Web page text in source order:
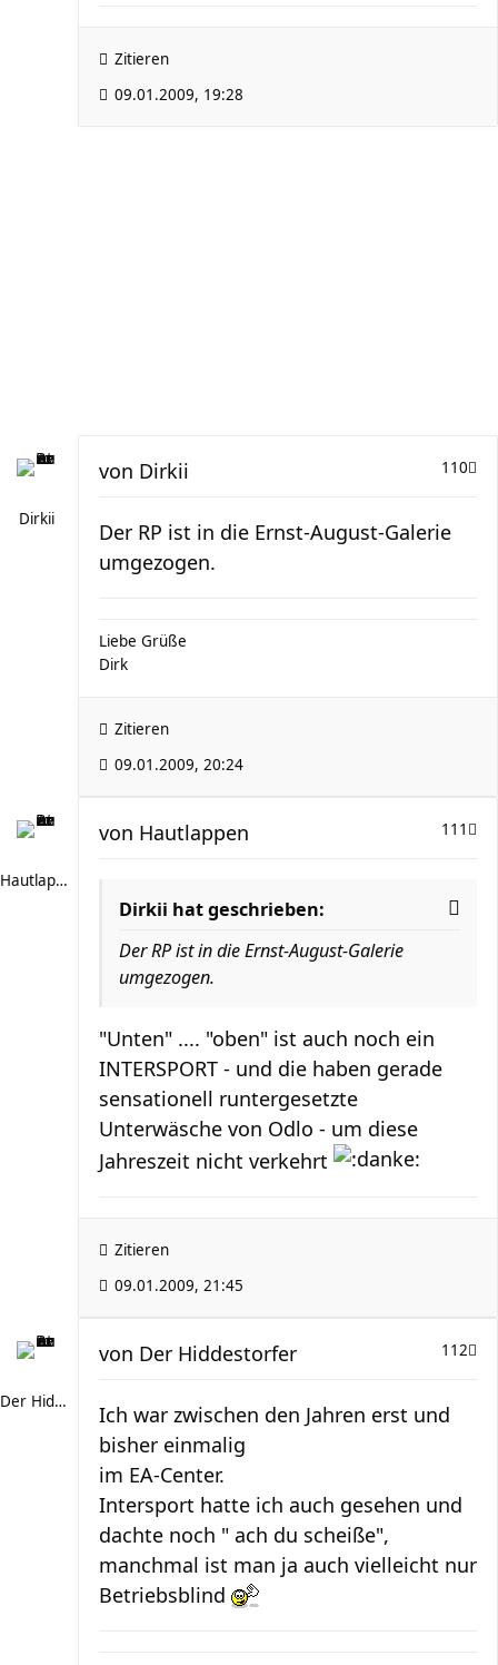
Zitieren
09.01.2009, 19:28
Dirkii
110
von Dirkii
Der RP ist in die Ernst-August-Galerie
umgezogen.
Liebe Grüße
Dirk
Zitieren
09.01.2009, 20:24
Hautlappen
111
von Hautlappen
Dirkii hat geschrieben:
Der RP ist in die Ernst-August-Galerie
umgezogen.
"Unten" .... "oben" ist auch noch ein
INTERSPORT - und die haben gerade
sensationell runtergesetzte
Unterwäsche von Odlo - um diese
Jahreszeit nicht verkehrt
Zitieren
09.01.2009, 21:45
Der Hiddestorfer
112
von Der Hiddestorfer
Ich war zwischen den Jahren erst und
bisher einmalig
im EA-Center.
Intersport hatte ich auch gesehen und
dachte noch " ach du scheiße",
manchmal ist man ja auch vielleicht nur
Betriebsblind